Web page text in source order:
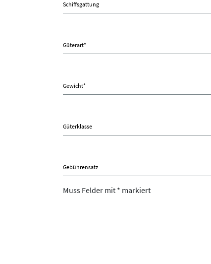
Schiffsgattung
Güterart*
Gewicht*
Güterklasse
Gebührensatz
Muss Felder mit * markiert